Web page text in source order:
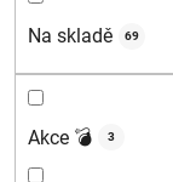
Na skladě 69
Akce 💣 3